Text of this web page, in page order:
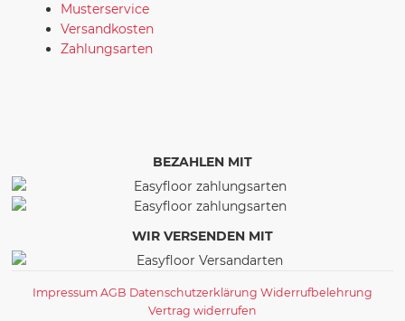
Musterservice
Versandkosten
Zahlungsarten
BEZAHLEN MIT
WIR VERSENDEN MIT
Impressum AGB Datenschutzerklärung Widerrufbelehrung
Vertrag widerrufen